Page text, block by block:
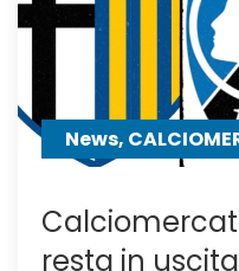
News,
resta in